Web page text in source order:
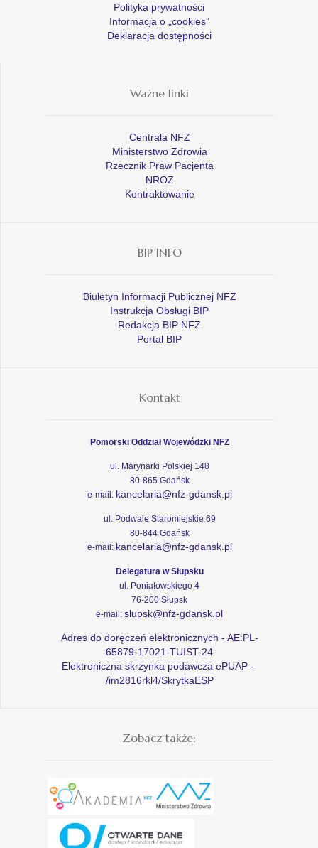
Polityka prywatności
Informacja o „cookies”
Deklaracja dostępności
Ważne linki
Centrala NFZ
Ministerstwo Zdrowia
Rzecznik Praw Pacjenta
NROZ
Kontraktowanie
BIP INFO
Biuletyn Informacji Publicznej NFZ
Instrukcja Obsługi BIP
Redakcja BIP NFZ
Portal BIP
Kontakt
Pomorski Oddział Wojewódzki NFZ
ul. Marynarki Polskiej 148
80-865 Gdańsk
e-mail: kancelaria@nfz-gdansk.pl
ul. Podwale Staromiejskie 69
80-844 Gdańsk
e-mail: kancelaria@nfz-gdansk.pl
Delegatura w Słupsku
ul. Poniatowskiego 4
76-200 Słupsk
e-mail: slupsk@nfz-gdansk.pl
Adres do doręczeń elektronicznych - AE:PL-
65879-17021-TUIST-24
Elektroniczna skrzynka podawcza ePUAP -
/im2816rkl4/SkrytkaESP
Zobacz także: